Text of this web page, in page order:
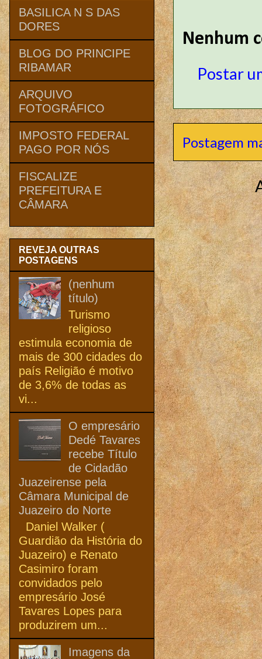
Nenhum
Postar
Postagem
BASILICA N S DAS
DORES
BLOG DO PRINCIPE
RIBAMAR
ARQUIVO
FOTOGRÁFICO
IMPOSTO FEDERAL
PAGO POR NÓS
FISCALIZE
PREFEITURA E
CÂMARA
REVEJA OUTRAS
POSTAGENS
(nenhum
título)
Turismo
religioso
estimula economia de
mais de 300 cidades do
país Religião é motivo
de 3,6% de todas as
vi...
O empresário
Dedé Tavares
recebe Título
de Cidadão
Juazeirense pela
Câmara Municipal de
Juazeiro do Norte
Daniel Walker (
Guardião da História do
Juazeiro) e Renato
Casimiro foram
convidados pelo
empresário José
Tavares Lopes para
produzirem um...
Imagens da